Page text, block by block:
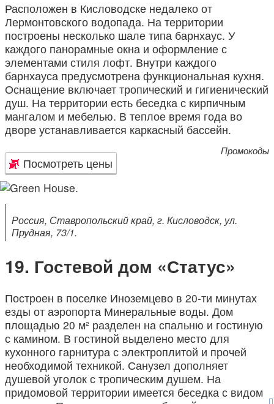
Расположен в Кисловодске недалеко от
Лермонтовского водопада. На территории
построены несколько шале типа барнхаус. У
каждого панорамные окна и оформление с
элементами стиля лофт. Внутри каждого
барнхауса предусмотрена функциональная кухня.
Оснащение включает тропический и гигиенический
душ. На территории есть беседка с кирпичным
мангалом и мебелью. В теплое время года во
дворе устанавливается каркасный бассейн.
Посмотреть цены
Промокоды
Россия, Ставропольский край, г. Кисловодск, ул.
Прудная, 73/1.
Гостевой дом «Статус»
Построен в поселке Иноземцево в 20-ти минутах
езды от аэропорта Минеральные воды. Дом
площадью 20 м² разделен на спальню и гостиную
с камином. В гостиной выделено место для
кухонного гарнитура с электроплитой и прочей
необходимой техникой. Санузел дополняет
душевой уголок с тропическим душем. На
придомовой территории имеется беседка с видом